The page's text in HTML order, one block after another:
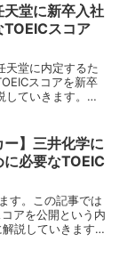
天堂に新卒入社
スコア
天堂に内定するた
スコアを新卒
していきます。今
ているので、就
こ...
ー】三井化学に
必要なTOEIC
す。この記事では
アを公開という内
説していきます。